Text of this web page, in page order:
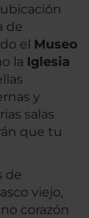
de
el Museo
la Iglesia
y
salas
que tu
de
viejo,
corazón